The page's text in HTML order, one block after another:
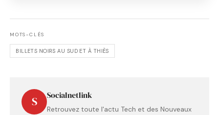
MOTS-CLÉS
BILLETS NOIRS AU SUD ET À THIÈS
S Socialnetlink
Retrouvez toute l'actu Tech et des Nouveaux